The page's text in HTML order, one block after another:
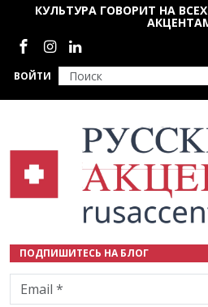
Перейти к основному содержанию
ВОЙТИ
КУЛЬТУРА ГОВОРИТ НА
Социальные сети
ПОДПИШИТЕСЬ НА БЛОГ
Email